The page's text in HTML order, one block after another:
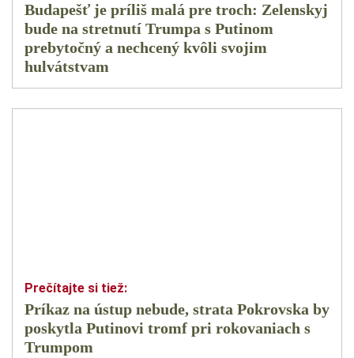
Budapešť je príliš malá pre troch: Zelenskyj
bude na stretnutí Trumpa s Putinom
prebytočný a nechcený kvôli svojim
hulvátstvam
Príkaz na ústup nebude, strata Pokrovska by
poskytla Putinovi tromf pri rokovaniach s
Trumpom